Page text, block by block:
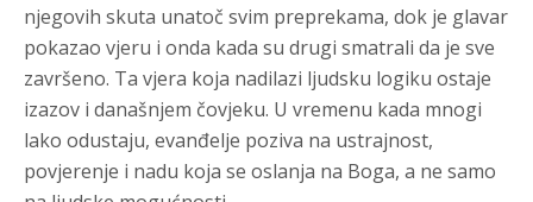
njegovih skuta unatoč svim preprekama, dok je glavar
pokazao vjeru i onda kada su drugi smatrali da je sve
završeno. Ta vjera koja nadilazi ljudsku logiku ostaje
izazov i današnjem čovjeku. U vremenu kada mnogi
lako odustaju, evanđelje poziva na ustrajnost,
povjerenje i nadu koja se oslanja na Boga, a ne samo